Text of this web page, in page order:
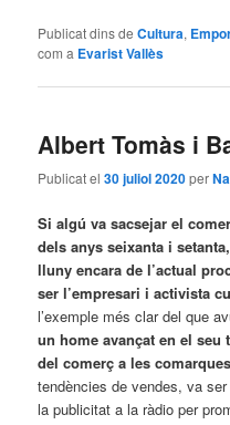
Publicat dins de Cultura,
com a Evarist Vallès
Albert Tomàs i
Publicat el30 juliol 2020per
Si algú va sacsejar el
dels anys seixanta i
lluny encara de l’actual
ser l’empresari i activista
l’exemple més clar del que
un home avançat en el
del comerç a les
tendències de vendes, va
la publicitat a la ràdio per